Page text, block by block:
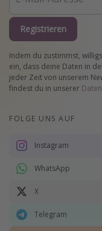
Registrieren
Indem du zustimmst,
ein, dass deine Daten in
jeder Zeit von unserem
findest du in unserer
FOLGE UNS AUF
Instagram
WhatsApp
X
Telegram